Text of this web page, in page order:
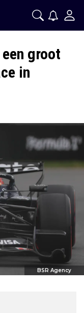
groot
in
BSR Agency